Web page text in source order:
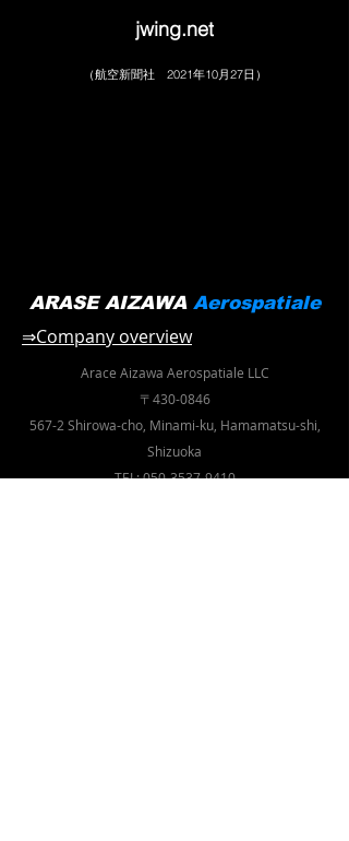
jwing.net
（航空新聞社 2021年10月27日）
ARASE AIZAWA Aerospatiale
⇒Company overview
Arace Aizawa Aerospatiale LLC
〒430-0846
567-2 Shirowa-cho, Minami-ku, Hamamatsu-shi,
Shizuoka
TEL:050-3537-9410